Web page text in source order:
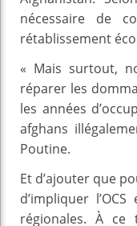
nécessaire de
rétablissement
« Mais surtout,
réparer les
les années
afghans
Poutine.
Et d’ajouter que
d’impliquer
régionales. À ce